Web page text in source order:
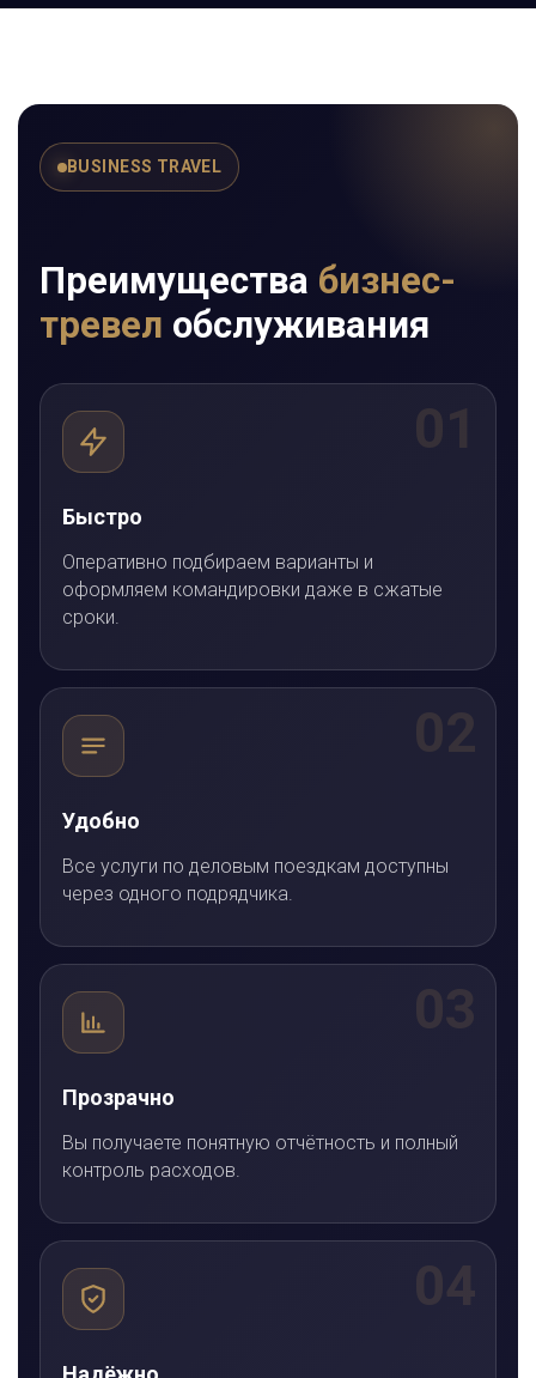
BUSINESS TRAVEL
Преимущества бизнес-
тревел обслуживания
01
Быстро
Оперативно подбираем варианты и
оформляем командировки даже в сжатые
сроки.
02
Удобно
Все услуги по деловым поездкам доступны
через одного подрядчика.
03
Прозрачно
Вы получаете понятную отчётность и полный
контроль расходов.
04